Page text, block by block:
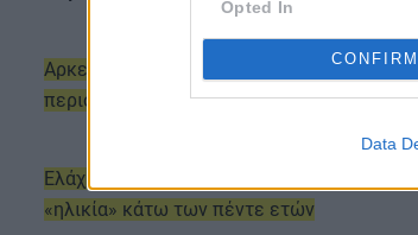
Opted In
CONFIRM
Data
Αρκετό, αλλά και αρκετά παλαιό το
περισσότερα σπίτια
Ελάχιστα τα νεόδμητα οικιστικά
«ηλικία» κάτω των πέντε ετών